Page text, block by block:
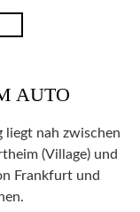
AUTO
liegt nah zwischen
(Village) und
Frankfurt und